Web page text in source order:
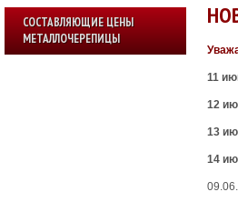
СОСТАВЛЯЮЩИЕ ЦЕНЫ
МЕТАЛЛОЧЕРЕПИЦЫ
11
12
13
14